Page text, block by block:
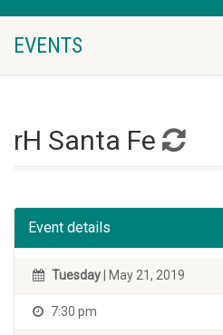
EVENTS
rH Santa Fe
Event details
Tuesday | May 21, 2019
7:30 pm